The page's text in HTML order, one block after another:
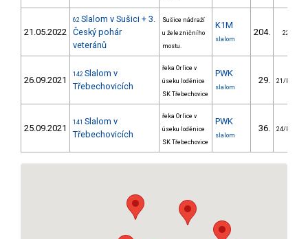
21.05.2022
62 Slalom v Sušici + 3.
Český pohár
veteránů
Sušice nádraží
u železničního
mostu.
K1M
slalom
204. 22/PZ
26.09.2021
142 Slalom v
Třebechovicích
řeka Orlice v
úseku loděnice
SK Třebechovice
PWK
slalom
29. 21/PZM
25.09.2021
141 Slalom v
Třebechovicích
řeka Orlice v
úseku loděnice
SK Třebechovice
PWK
slalom
36. 24/PZM